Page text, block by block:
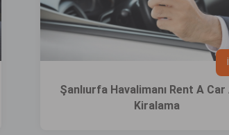
Şanlıurfa Havalimanı Rent A
Kiralama